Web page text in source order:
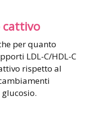
cattivo
per quanto
LDL-C/HDL-C
rispetto al